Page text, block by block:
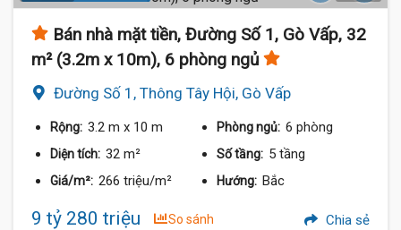
Bán nhà mặt tiền, Đường Số 1, Gò Vấp, 32
m² (3.2m x 10m), 6 phòng ngủ
Đường Số 1, Thông Tây Hội, Gò Vấp
Rộng: 3.2 m x 10 m Phòng ngủ: 6 phòng
Diện tích: 32 m² Số tầng: 5 tầng
Giá/m²: 266 triệu/m² Hướng: Bắc
9 tỷ 280 triệu So sánh Chia sẻ